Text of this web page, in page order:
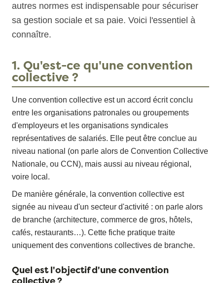
autres normes est indispensable pour sécuriser
sa gestion sociale et sa paie. Voici l'essentiel à
connaître.
1. Qu'est-ce qu'une convention
collective ?
Une convention collective est un accord écrit conclu
entre les organisations patronales ou groupements
d'employeurs et les organisations syndicales
représentatives de salariés. Elle peut être conclue au
niveau national (on parle alors de Convention Collective
Nationale, ou CCN), mais aussi au niveau régional,
voire local.
De manière générale, la convention collective est
signée au niveau d'un secteur d'activité : on parle alors
de branche (architecture, commerce de gros, hôtels,
cafés, restaurants…). Cette fiche pratique traite
uniquement des conventions collectives de branche.
Quel est l'objectif d'une convention